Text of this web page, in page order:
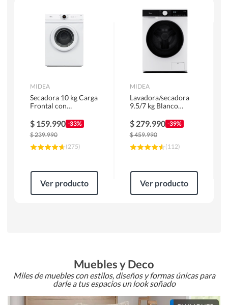
Otros
MIDEA
Secadora 10 kg Carga
Frontal con
MD100A100/W2
$ 159.990 -33%
$239.990
(275)
Ver producto
MIDEA
Lavadora/secadora
9.5/7 kg Blanco
$ 279.990 -39%
$459.990
(112)
Ver producto
Muebles y Deco
Miles de muebles con estilos, diseños y formas únicas para
darle a tus espacios un look soñado